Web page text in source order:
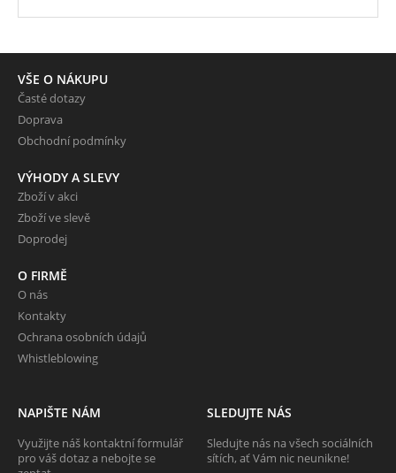
VŠE O NÁKUPU
Časté dotazy
Doprava
Obchodní podmínky
VÝHODY A SLEVY
Zboží v akci
Zboží ve slevě
Doprodej
O FIRMĚ
O nás
Kontakty
Ochrana osobních údajů
Whistleblowing
NAPIŠTE NÁM
Využijte náš kontaktní formulář
pro váš dotaz a nebojte se
SLEDUJTE NÁS
Sledujte nás na všech sociálních
sítích, ať Vám nic neunikne!